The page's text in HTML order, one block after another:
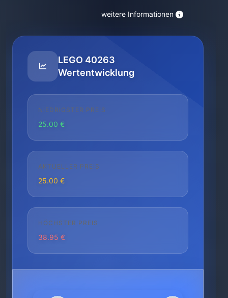
weitere Informationen
LEGO 40263
Wertentwicklung
NIEDRIGSTER PREIS
25.00 €
AKTUELLER PREIS
25.00 €
HÖCHSTER PREIS
38.95 €